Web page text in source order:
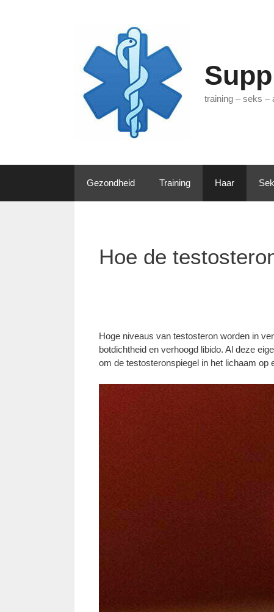
training – seks –
Gezondheid Training Haar
Hoe de
Hoge niveaus van testosteron worden in
botdichtheid en verhoogd libido. Al deze
om de testosteronspiegel in het lichaam op